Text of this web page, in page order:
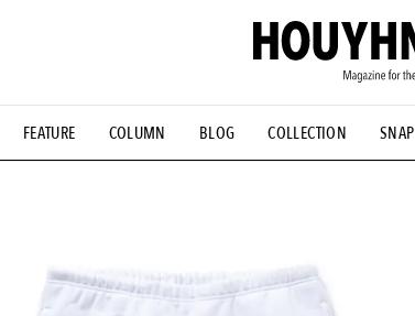
FEATURE COLUMN BLOG COLLECTION SNAP
#ESSENTIAL DESIGNS #古着サミット #NEW VINTAGE
#Commune H #FOCUS IT #AH.H #ととけん